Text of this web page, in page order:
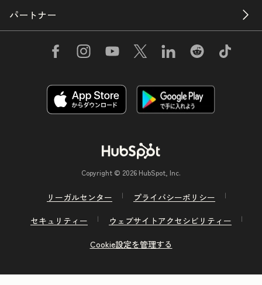
パートナー
Copyright © 2026 HubSpot, Inc.
リーガルセンター
プライバシーポリシー
セキュリティー
ウェブサイトアクセシビリティー
Cookie設定を管理する